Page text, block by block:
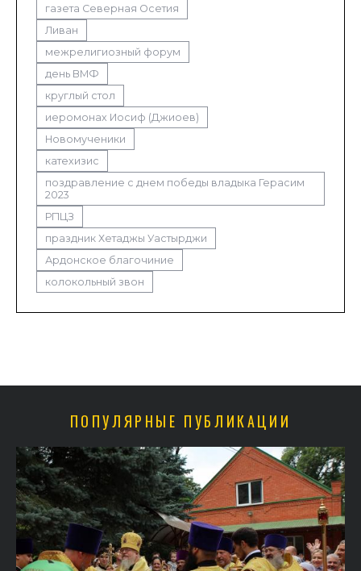
газета Северная Осетия
Ливан
межрелигиозный форум
день ВМФ
круглый стол
иеромонах Иосиф (Джиоев)
Новомученики
катехизис
поздравление с днем победы владыка Герасим
2023
РПЦЗ
праздник Хетаджы Уастырджи
Ардонское благочиние
колокольный звон
ПОПУЛЯРНЫЕ ПУБЛИКАЦИИ